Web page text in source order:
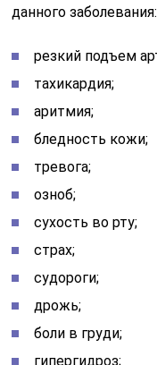
данного заболевания:
резкий подъем
тахикардия;
аритмия;
бледность кожи;
тревога;
озноб;
сухость во рту;
страх;
судороги;
дрожь;
боли в груди;
гипергидроз;